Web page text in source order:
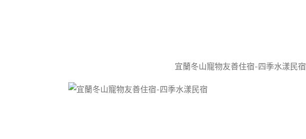
宜蘭冬山寵物友善住宿-四季水漾民宿